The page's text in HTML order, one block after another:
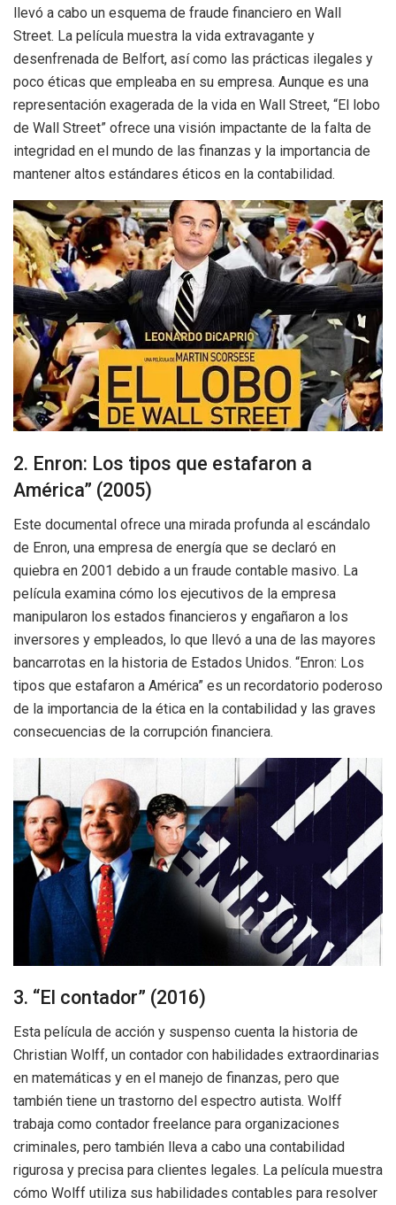
llevó a cabo un esquema de fraude financiero en Wall
Street. La película muestra la vida extravagante y
desenfrenada de Belfort, así como las prácticas ilegales y
poco éticas que empleaba en su empresa. Aunque es una
representación exagerada de la vida en Wall Street, “El lobo
de Wall Street” ofrece una visión impactante de la falta de
integridad en el mundo de las finanzas y la importancia de
mantener altos estándares éticos en la contabilidad.
2. Enron: Los tipos que estafaron a
América” (2005)
Este documental ofrece una mirada profunda al escándalo
de Enron, una empresa de energía que se declaró en
quiebra en 2001 debido a un fraude contable masivo. La
película examina cómo los ejecutivos de la empresa
manipularon los estados financieros y engañaron a los
inversores y empleados, lo que llevó a una de las mayores
bancarrotas en la historia de Estados Unidos. “Enron: Los
tipos que estafaron a América” es un recordatorio poderoso
de la importancia de la ética en la contabilidad y las graves
consecuencias de la corrupción financiera.
3. “El contador” (2016)
Esta película de acción y suspenso cuenta la historia de
Christian Wolff, un contador con habilidades extraordinarias
en matemáticas y en el manejo de finanzas, pero que
también tiene un trastorno del espectro autista. Wolff
trabaja como contador freelance para organizaciones
criminales, pero también lleva a cabo una contabilidad
rigurosa y precisa para clientes legales. La película muestra
cómo Wolff utiliza sus habilidades contables para resolver